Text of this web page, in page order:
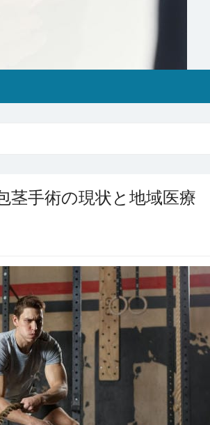
茎手術の現状と地域医療